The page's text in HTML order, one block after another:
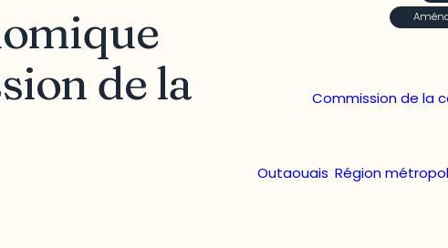
de la
Commission de la
Outaouais Région